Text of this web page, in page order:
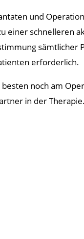
und
einer schnelleren
sämtlicher
erforderlich.
noch am
in der